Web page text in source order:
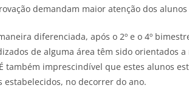
demandam maior atenção dos
diferenciada, após o 2º e o 4º
de alguma área têm sido orientados
também imprescindível que estes alunos
no decorrer do ano.